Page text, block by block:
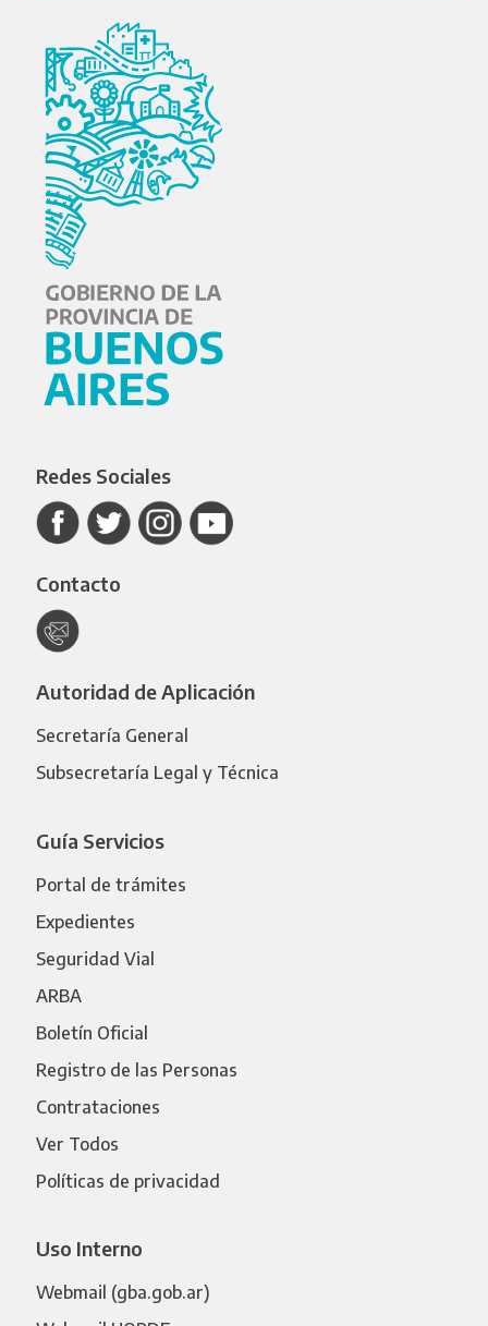
Redes Sociales
Contacto
Autoridad de Aplicación
Secretaría General
Subsecretaría Legal y Técnica
Guía Servicios
Portal de trámites
Expedientes
Seguridad Vial
ARBA
Boletín Oficial
Registro de las Personas
Contrataciones
Ver Todos
Políticas de privacidad
Uso Interno
Webmail (gba.gob.ar)